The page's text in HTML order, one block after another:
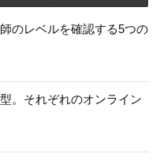
のレベルを確認する5つの
。それぞれのオンライン